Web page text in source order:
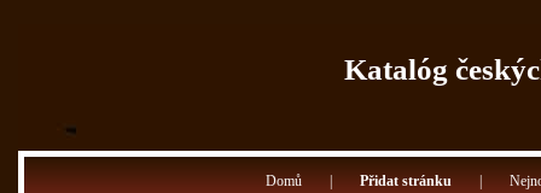
Katalóg
Domů Přidat stránku